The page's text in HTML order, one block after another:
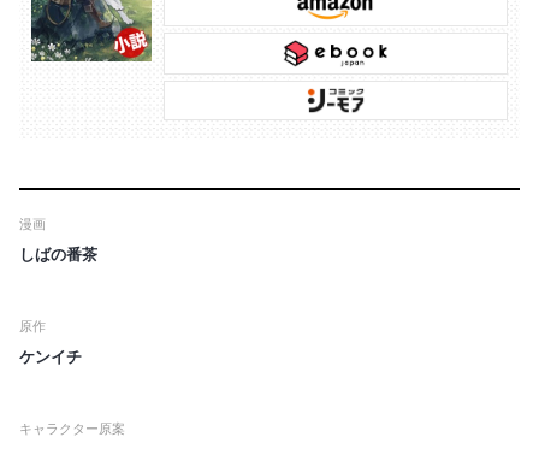
漫画
しばの番茶
原作
ケンイチ
キャラクター原案